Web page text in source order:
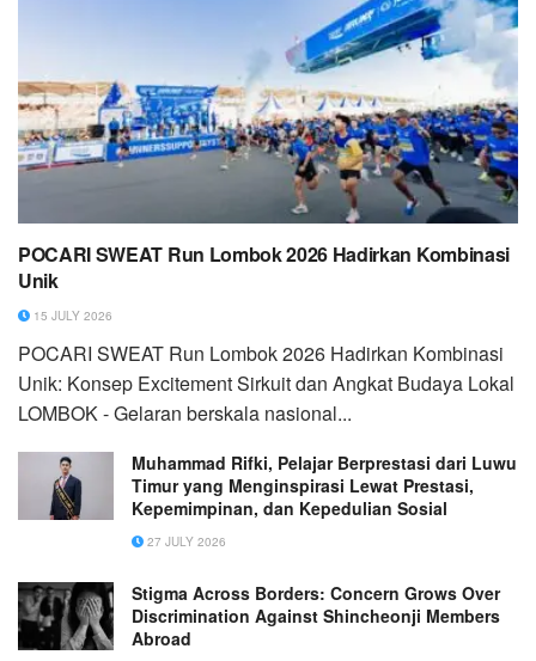
POCARI SWEAT Run Lombok 2026 Hadirkan Kombinasi
Unik
15 JULY 2026
POCARI SWEAT Run Lombok 2026 Hadirkan Kombinasi
Unik: Konsep Excitement Sirkuit dan Angkat Budaya Lokal
LOMBOK - Gelaran berskala nasional...
Muhammad Rifki, Pelajar Berprestasi dari Luwu
Timur yang Menginspirasi Lewat Prestasi,
Kepemimpinan, dan Kepedulian Sosial
27 JULY 2026
Stigma Across Borders: Concern Grows Over
Discrimination Against Shincheonji Members
Abroad